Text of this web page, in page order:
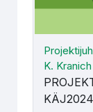
K. Kranich